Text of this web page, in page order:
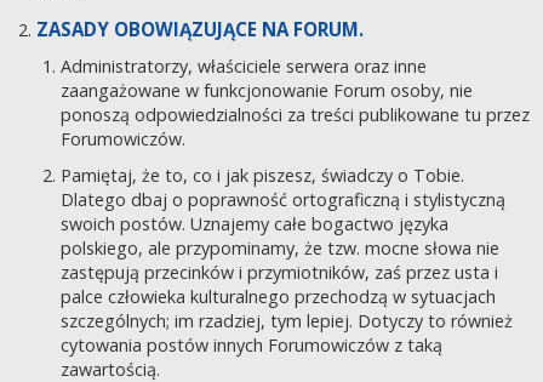
ZASADY OBOWIĄZUJĄCE NA FORUM.
Administratorzy, właściciele serwera oraz inne
zaangażowane w funkcjonowanie Forum osoby, nie
ponoszą odpowiedzialności za treści publikowane tu przez
Forumowiczów.
Pamiętaj, że to, co i jak piszesz, świadczy o Tobie.
Dlatego dbaj o poprawność ortograficzną i stylistyczną
swoich postów. Uznajemy całe bogactwo języka
polskiego, ale przypominamy, że tzw. mocne słowa nie
zastępują przecinków i przymiotników, zaś przez usta i
palce człowieka kulturalnego przechodzą w sytuacjach
szczególnych; im rzadziej, tym lepiej. Dotyczy to również
cytowania postów innych Forumowiczów z taką
zawartością.